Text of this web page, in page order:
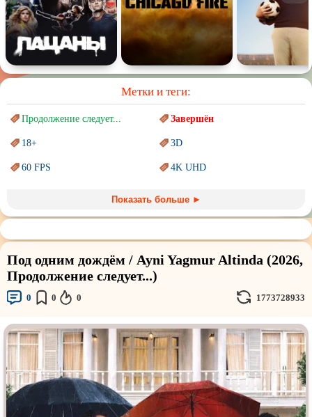
Метки и теги:
Продолжение следует... Завершён
18+ 3D
60 FPS 4K UHD
Marvel PIXAR
Sci-Fi (Научнаяфантастика) Trash (трэш) movies
Авангард иСюрреализм Ангелы и Демоны
Аниме
Дорамы Индийское кино
Киберпанк Коллекция
Комикс Маги и Волшебники
Наркотики Новогодние
Показать больше ►
Под одним дождём / Ayni Yagmur Altinda (2026,
Продолжение следует...)
0 0 0 1773728933